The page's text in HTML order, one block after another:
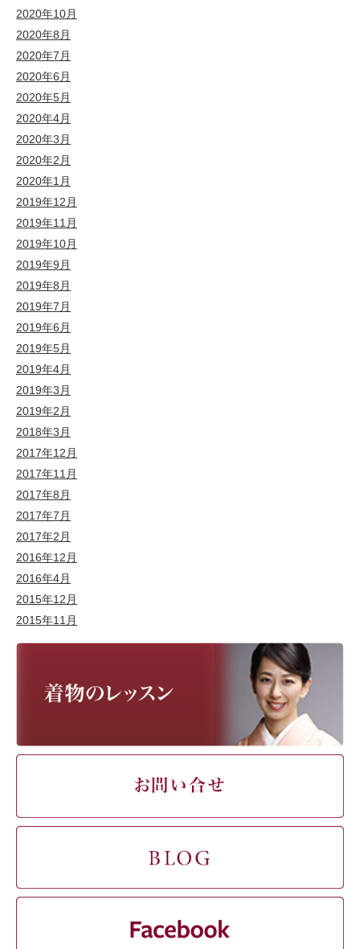
2020年10月
2020年8月
2020年7月
2020年6月
2020年5月
2020年4月
2020年3月
2020年2月
2020年1月
2019年12月
2019年11月
2019年10月
2019年9月
2019年8月
2019年7月
2019年6月
2019年5月
2019年4月
2019年3月
2019年2月
2018年3月
2017年12月
2017年11月
2017年8月
2017年7月
2017年2月
2016年12月
2016年4月
2015年12月
2015年11月